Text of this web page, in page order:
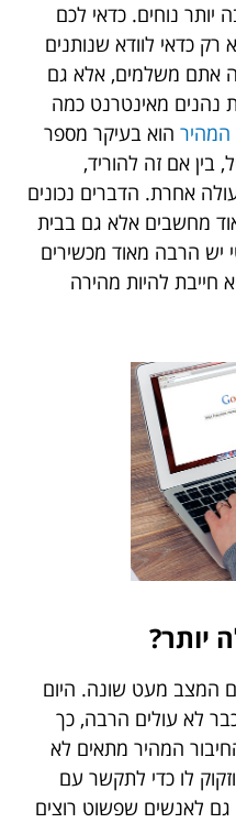
יותר נוחים. כדאי לכם
כדאי לוודא שנותנים
אתם משלמים, אלא גם
נהנים מאינטרנט כמה
המהיר הוא בעיקר מספר
בין אם זה להוריד,
אחרת. הדברים נכונים
מחשבים אלא גם בבית
יש הרבה מאוד מכשירים
חייבת להיות מהירה
יותר?
המצב מעט שונה. היום
לא עולים הרבה, כך
המהיר מתאים לא
לו כדי לתקשר עם
לאנשים שפשוט רוצים